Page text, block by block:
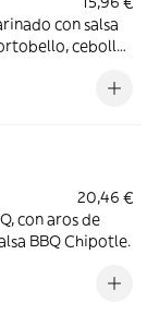
con salsa
cebolla
20,46 €
con aros de
BBQ Chipotle.